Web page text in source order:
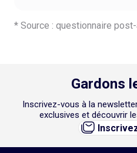
* Source : questionnaire
Gardons
Inscrivez-vous à la
exclusives et découvrir